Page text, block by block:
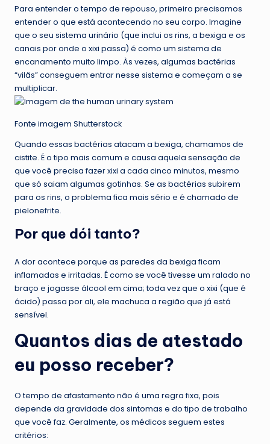
Para entender o tempo de repouso, primeiro precisamos
entender o que está acontecendo no seu corpo. Imagine
que o seu sistema urinário (que inclui os rins, a bexiga e os
canais por onde o xixi passa) é como um sistema de
encanamento muito limpo. Às vezes, algumas bactérias
“vilãs” conseguem entrar nesse sistema e começam a se
multiplicar.
Fonte imagem Shutterstock
Quando essas bactérias atacam a bexiga, chamamos de
cistite. É o tipo mais comum e causa aquela sensação de
que você precisa fazer xixi a cada cinco minutos, mesmo
que só saiam algumas gotinhas. Se as bactérias subirem
para os rins, o problema fica mais sério e é chamado de
pielonefrite.
Por que dói tanto?
A dor acontece porque as paredes da bexiga ficam
inflamadas e irritadas. É como se você tivesse um ralado no
braço e jogasse álcool em cima; toda vez que o xixi (que é
ácido) passa por ali, ele machuca a região que já está
sensível.
Quantos dias de atestado
eu posso receber?
O tempo de afastamento não é uma regra fixa, pois
depende da gravidade dos sintomas e do tipo de trabalho
que você faz. Geralmente, os médicos seguem estes
critérios: